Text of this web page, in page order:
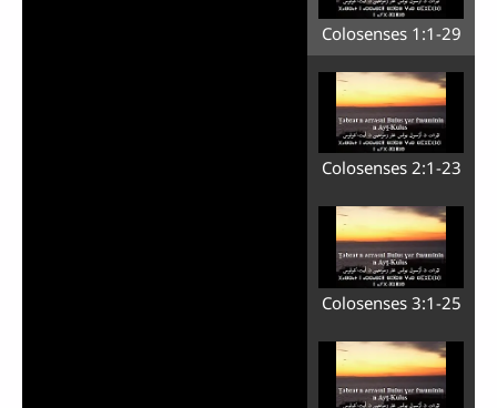
Colosenses 1:1-29
Colosenses 2:1-23
Colosenses 3:1-25